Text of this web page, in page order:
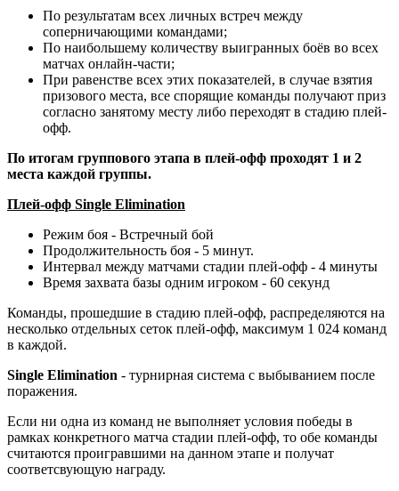
По результатам всех личных встреч между
соперничающими командами;
По наибольшему количеству выигранных боёв во всех
матчах онлайн-части;
При равенстве всех этих показателей, в случае взятия
призового места, все спорящие команды получают приз
согласно занятому месту либо переходят в стадию плей-
офф.
По итогам группового этапа в плей-офф проходят 1 и 2
места каждой группы.
Плей-офф Single Elimination
Режим боя - Встречный бой
Продолжительность боя - 5 минут.
Интервал между матчами стадии плей-офф - 4 минуты
Время захвата базы одним игроком - 60 секунд
Команды, прошедшие в стадию плей-офф, распределяются на
несколько отдельных сеток плей-офф, максимум 1 024 команд
в каждой.
Single Elimination - турнирная система с выбыванием после
поражения.
Если ни одна из команд не выполняет условия победы в
рамках конкретного матча стадии плей-офф, то обе команды
считаются проигравшими на данном этапе и получат
соответсвующую награду.